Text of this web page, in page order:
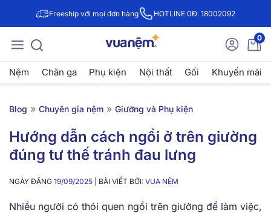
Freeship với mọi đơn hàng HOTLINE 0Đ: 18002092
0
Nệm Chăn ga Phụ kiện Nội thất Gối Khuyến mãi
Blog » Chuyên gia nệm » Giường và Phụ kiện
Hướng dẫn cách ngồi ở trên giường
đúng tư thế tránh đau lưng
NGÀY ĐĂNG 19/09/2025 | BÀI VIẾT BỞI: VUA NỆM
Nhiều người có thói quen ngồi trên giường để làm việc,